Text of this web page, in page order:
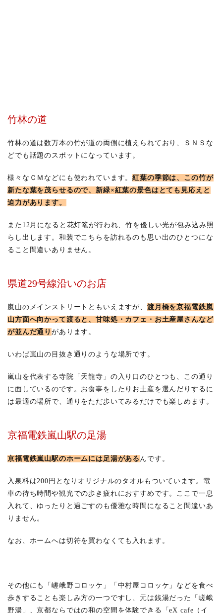
竹林の道
竹林の道は数万本の竹が道の両側に植えられており、ＳＮＳな
どでも話題のスポットになっています。
様々なＣＭなどにも使われています。紅葉の季節は、この竹が
新たな葉を茂らせるので、新緑×紅葉の景色はとても見応えと
迫力があります。
また12月になると花灯篭が行われ、竹を優しい光が包み込み照
らし出します。和装でこちらを訪れるのも思い出のひとつにな
ること間違いありません。
県道29号線沿いのお店
嵐山のメインストリートともいえますが、 渡月橋を京福電鉄嵐
山方面へ向かって渡ると、甘味処・カフェ・お土産屋さんなど
が並んだ通りがあります。
いわば嵐山の目抜き通りのような場所です。
嵐山を代表する寺院「天龍寺」の入り口のひとつも、この通り
に面しているのです。お食事をしたりお土産を選んだりするに
は最適の場所で、通りをただ歩いてみるだけでも楽しめます。
京福電鉄嵐山駅の足湯
京福電鉄嵐山駅のホームには足湯がある んです。
入泉料は200円となりオリジナルのタオルもついています。電
車の待ち時間や観光での歩き疲れにおすすめです。ここで一息
入れて、ゆったりと過ごすのも優雅な時間になること間違いあ
りません。
なお、ホームへは切符を買わなくても入れます。
その他にも「嵯峨野コロッケ」「中村屋コロッケ」などを食べ
歩きすることも楽しみ方の一つですし、元は銭湯だった「嵯峨
野湯」、京都ならではの和の空間を体験できる「eX cafe（イ